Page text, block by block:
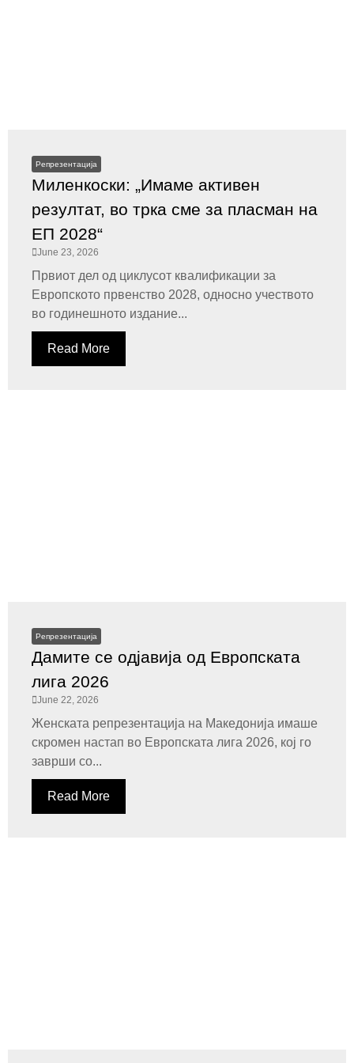
Репрезентација
Миленкоски: „Имаме активен
резултат, во трка сме за пласман на
ЕП 2028“
June 23, 2026
Првиот дел од циклусот квалификации за
Европското првенство 2028, односно учеството
во годинешното издание...
Read More
Репрезентација
Дамите се одјавија од Европската
лига 2026
June 22, 2026
Женската репрезентација на Македонија имаше
скромен настап во Европската лига 2026, кој го
заврши со...
Read More